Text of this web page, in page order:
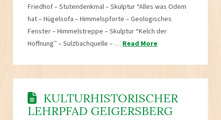
Friedhof – Stutendenkmal – Skulptur “Alles was Odem
hat – Hügelsofa – Himmelspforte – Geologisches
Fenster – Himmelstreppe – Skulptur “Kelch der
Hoffnung” – Sulzbachquelle – … Read More
KULTURHISTORISCHER
LEHRPFAD GEIGERSBERG